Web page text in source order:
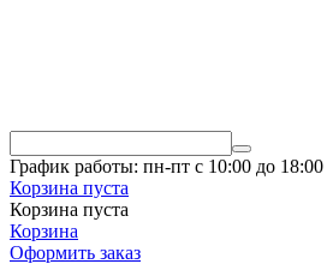
График работы: пн-пт с 10:00 до 18:00
Корзина пуста
Корзина пуста
Корзина
Оформить заказ